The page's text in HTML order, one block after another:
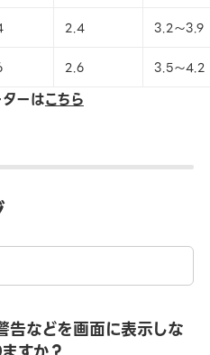
2.4 3.2～3.9
2.6 3.5～4.2
ーはこちら
告などを画面に表示しな